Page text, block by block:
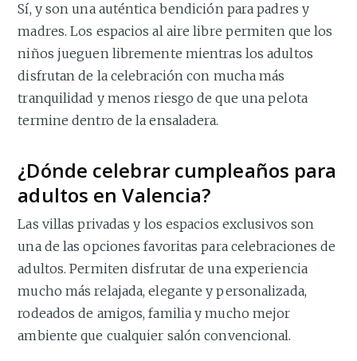
Sí, y son una auténtica bendición para padres y
madres. Los espacios al aire libre permiten que los
niños jueguen libremente mientras los adultos
disfrutan de la celebración con mucha más
tranquilidad y menos riesgo de que una pelota
termine dentro de la ensaladera.
¿Dónde celebrar cumpleaños para
adultos en Valencia?
Las villas privadas y los espacios exclusivos son
una de las opciones favoritas para celebraciones de
adultos. Permiten disfrutar de una experiencia
mucho más relajada, elegante y personalizada,
rodeados de amigos, familia y mucho mejor
ambiente que cualquier salón convencional.